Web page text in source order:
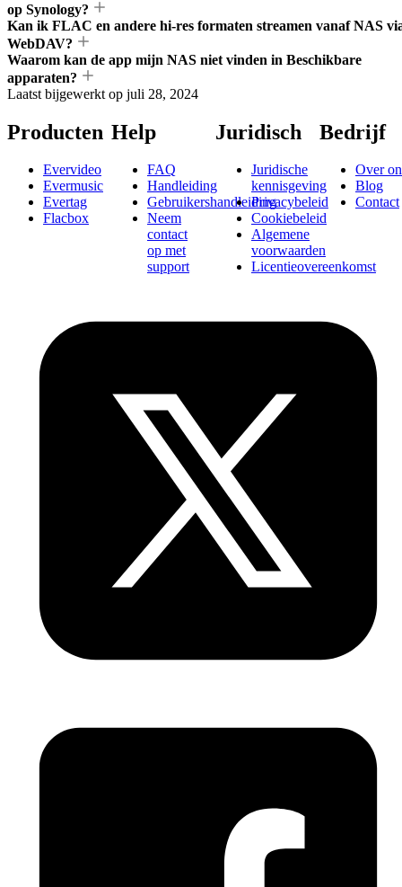
op Synology?
Kan ik FLAC en andere hi-res formaten streamen vanaf NAS
WebDAV?
Waarom kan de app mijn NAS niet vinden in Beschikbare
apparaten?
Laatst bijgewerkt op juli 28, 2024
Producten
Evervideo
Evermusic
Evertag
Flacbox
Help
FAQ
Handleiding
Gebruikershandleiding
Neem
contact
op met
support
Juridisch
Juridische
kennisgeving
Privacybeleid
Cookiebeleid
Algemene
voorwaarden
Licentieovereenkomst
Bedrijf
Over
Blog
Contact